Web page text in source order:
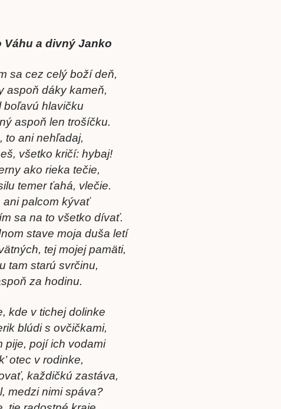
Váhu a divný Janko
sa cez celý boží deň,
aspoň dáky kameň,
boľavú hlavičku
aspoň len trošíčku.
to ani nehľadaj,
všetko kričí: hybaj!
ako rieka tečie,
temer ťahá, vlečie.
ani palcom kývať
sa na to všetko dívať.
stave moja duša letí
tej mojej pamäti,
tam starú svrčinu,
za hodinu.
kde v tichej dolinke
blúdi s ovčičkami,
pije, pojí ich vodami
otec v rodinke,
každičkú zastáva,
medzi nimi spáva?